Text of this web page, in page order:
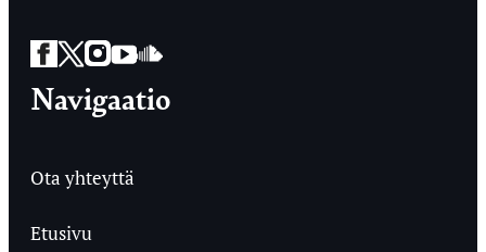
Facebook
Twitter
Instagram
YouTube
SoundCloud
Navigaatio
Ota yhteyttä
Etusivu